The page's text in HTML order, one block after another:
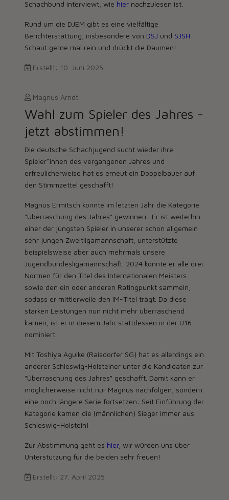
Schachbund interviewt, wie hier nachzulesen ist.
Rund um die DJEM gibt es eine vielfältige
Berichterstattung, insbesondere von DSJ und SJSH.
Schaut gerne mal rein und drückt die Daumen!
Erstellt: 10. Juni 2025
Magnus Arndt
Wahl zum Spieler des Jahres -
jetzt abstimmen!
Die deutsche Schachjugend sucht wieder ihre
Spieler*innen des vergangenen Jahres und
erfreulicherweise hat es erneut ein Doppelbauer auf
den Stimmzettel geschafft!
Magnus Ermitsch konnte im letzten Jahr die Kategorie
"Überraschung des Jahres" gewinnen. Er ist weiterhin
einer der jüngsten Spieler in unserer schon allgemein
sehr jungen Zweitligamannschaft, unterstützte
beispielsweise aber auch mehrmals unsere
Jugendbundesligamannschaft. 2024 konnte er alle drei
Normen für den Titel des Internationalen Meisters
sowie den ein oder anderen Ratingpunkt sammeln,
sodass er mittlerweile den IM-Titel trägt. Da diese
starken Leistungen nun nicht mehr überraschend
kamen, ist er in diesem Jahr stattdessen in der U16
nominiert.
Mit Toshiya Aguike (Raisdorfer SG) hat es allerdings ein
anderer Schleswig-Holsteiner unter die Kandidaten zur
"Überraschung des Jahres" geschafft. Damit kann er
möglicherweise nicht nur Magnus nachfolgen, sondern
eine noch längere Serie fortsetzen: Seit Einführung der
Kategorie kamen die (männlichen) Sieger immer aus
Schleswig-Holstein!
Zur Abstimmung geht es hier, wir würden uns über
Unterstützung für die beiden sehr freuen!
Erstellt: 27. April 2025